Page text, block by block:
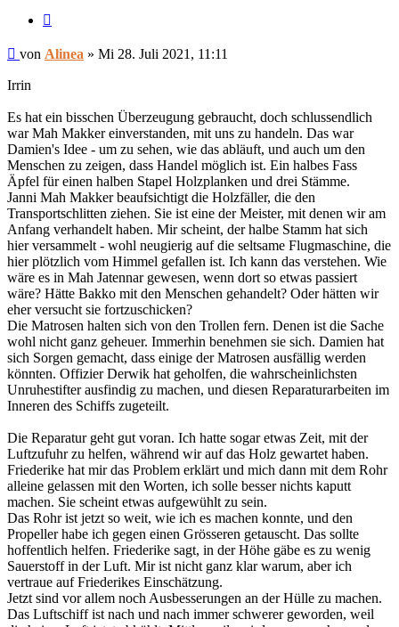
Beitrag
von Alinea » Mi 28. Juli 2021, 11:11
Irrin
Es hat ein bisschen Überzeugung gebraucht, doch schlussendlich
war Mah Makker einverstanden, mit uns zu handeln. Das war
Damien's Idee - um zu sehen, wie das abläuft, und auch um den
Menschen zu zeigen, dass Handel möglich ist. Ein halbes Fass
Äpfel für einen halben Stapel Holzplanken und drei Stämme.
Janni Mah Makker beaufsichtigt die Holzfäller, die den
Transportschlitten ziehen. Sie ist eine der Meister, mit denen wir am
Anfang verhandelt haben. Mir scheint, der halbe Stamm hat sich
hier versammelt - wohl neugierig auf die seltsame Flugmaschine, die
hier plötzlich vom Himmel gefallen ist. Ich kann das verstehen. Wie
wäre es in Mah Jatennar gewesen, wenn dort so etwas passiert
wäre? Hätte Bakko mit den Menschen gehandelt? Oder hätten wir
eher versucht sie fortzuschicken?
Die Matrosen halten sich von den Trollen fern. Denen ist die Sache
wohl nicht ganz geheuer. Immerhin benehmen sie sich. Damien hat
sich Sorgen gemacht, dass einige der Matrosen ausfällig werden
könnten. Offizier Derwik hat geholfen, die wahrscheinlichsten
Unruhestifter ausfindig zu machen, und diesen Reparaturarbeiten im
Inneren des Schiffs zugeteilt.
Die Reparatur geht gut voran. Ich hatte sogar etwas Zeit, mit der
Luftzufuhr zu helfen, während wir auf das Holz gewartet haben.
Friederike hat mir das Problem erklärt und mich dann mit dem Rohr
alleine gelassen mit den Worten, ich solle besser nichts kaputt
machen. Sie scheint etwas aufgewühlt zu sein.
Das Rohr ist jetzt so weit, wie ich es machen konnte, und den
Propeller habe ich gegen einen Grösseren getauscht. Das sollte
hoffentlich helfen. Friederike sagt, in der Höhe gäbe es zu wenig
Sauerstoff in der Luft. Mir ist nicht ganz klar warum, aber ich
vertraue auf Friederikes Einschätzung.
Jetzt sind vor allem noch Ausbesserungen an der Hülle zu machen.
Das Luftschiff ist nach und nach immer schwerer geworden, weil